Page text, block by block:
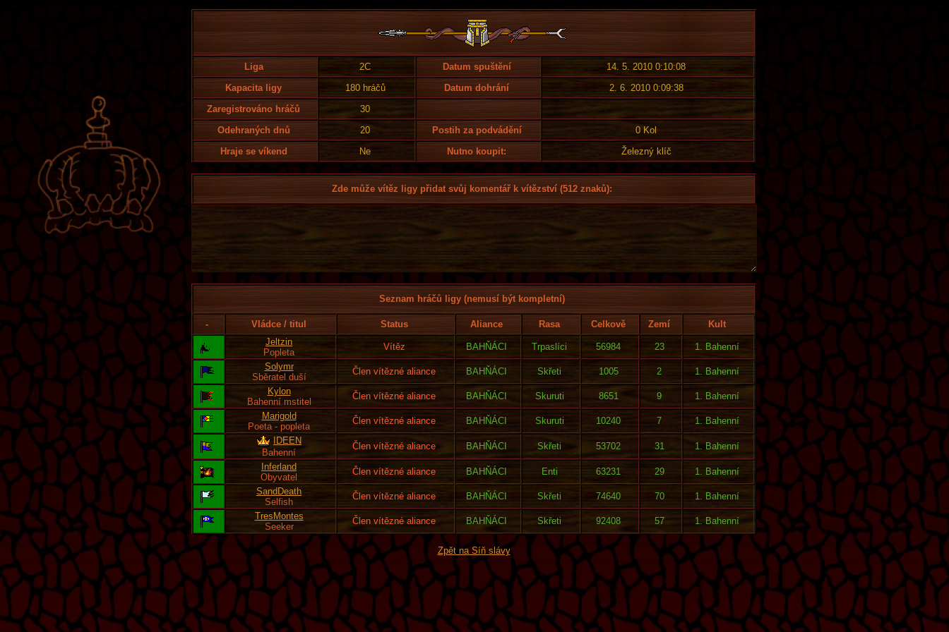
Liga 2C Datum spuštění
14. 5. 2010 0:10:08
Kapacita ligy
180 hráčů Datum dohrání
2. 6. 2010 0:09:38
Zaregistrováno hráčů
30
Odehraných dnů
20 Postih za podvádění
0 Kol
Hraje se víkend
Ne Nutno koupit: Železný klíč
Zde může vítěz ligy přidat svůj komentář k vítězství (512 znaků):
Seznam hráčů ligy (nemusí být kompletní)
- Vládce / titul Status Aliance Rasa Celkově Zemí
Kult
Jeltzin
Popleta
Vítěz BAHŇÁCI Trpaslíci 56984 23
1. Bahenní
Solymr
Sběratel duší
Člen vítězné aliance BAHŇÁCI Skřeti 1005 2
1. Bahenní
Kylon
Bahenní mstitel
Člen vítězné aliance BAHŇÁCI Skuruti 8651 9
1. Bahenní
Marigold
Poeta - popleta
Člen vítězné aliance BAHŇÁCI Skuruti 10240 7
1. Bahenní
IDEEN
Bahenní
Člen vítězné aliance BAHŇÁCI Skřeti 53702 31
1. Bahenní
Inferland
Obyvatel
Člen vítězné aliance BAHŇÁCI Enti 63231 29
1. Bahenní
SandDeath
Selfish
Člen vítězné aliance BAHŇÁCI Skřeti 74640 70
1. Bahenní
TresMontes
Seeker
Člen vítězné aliance BAHŇÁCI Skřeti 92408 57 1. Bahenní
Zpět na Síň slávy